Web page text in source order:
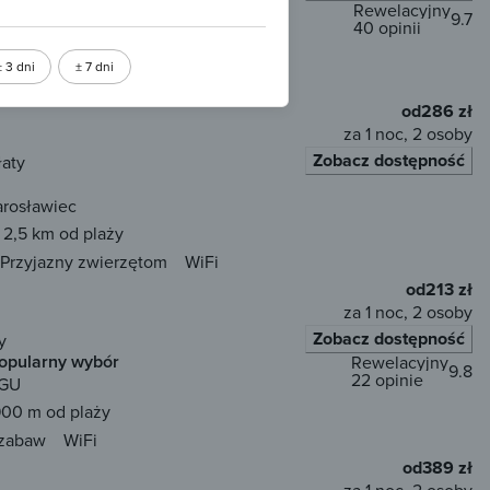
3 dni ± 7 dni
m od plaży
9.7
Rewelacyjny
40 opinii
Przyjazny zwierzętom
od286 zł
za 1 noc, 2 osoby
Zobacz dostępność
2,5 km od plaży
Przyjazny zwierzętom
WiFi
od213 zł
za 1 noc, 2 osoby
Zobacz dostępność
wybór
m od plaży
9.8
Rewelacyjny
22 opinie
WiFi
od389 zł